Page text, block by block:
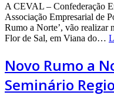
A CEVAL – Confederação
Associação Empresarial de
Rumo a Norte’, vão
Flor de Sal, em Viana do…
Novo Rumo a
Seminário